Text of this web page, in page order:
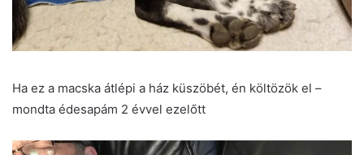
Ha ez a macska átlépi a ház küszöbét, én költözök el –
mondta édesapám 2 évvel ezelőtt